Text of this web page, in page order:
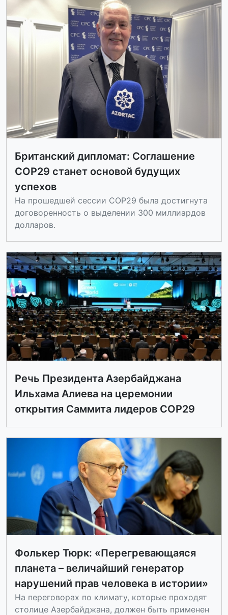
Британский дипломат: Соглашение
COP29 станет основой будущих
успехов
На прошедшей сессии COP29 была достигнута
договоренность о выделении 300 миллиардов
долларов.
Речь Президента Азербайджана
Ильхама Алиева на церемонии
открытия Саммита лидеров COP29
Фолькер Тюрк: «Перегревающаяся
планета – величайший генератор
нарушений прав человека в истории»
На переговорах по климату, которые проходят
столице Азербайджана, должен быть применен